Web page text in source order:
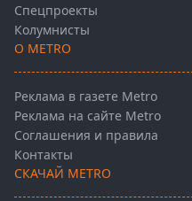
Спецпроекты
Колумнисты
О METRO
Реклама в газете Metro
Реклама на сайте Metro
Соглашения и правила
Контакты
СКАЧАЙ METRO